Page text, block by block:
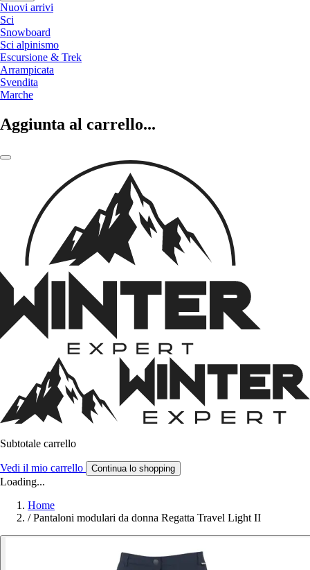
Nuovi arrivi
Sci
Snowboard
Sci alpinismo
Escursione & Trek
Arrampicata
Svendita
Marche
Aggiunta al carrello...
Subtotale carrello
Vedi il mio carrello Continua lo shopping
Loading...
Home
/ Pantaloni modulari da donna Regatta Travel Light II